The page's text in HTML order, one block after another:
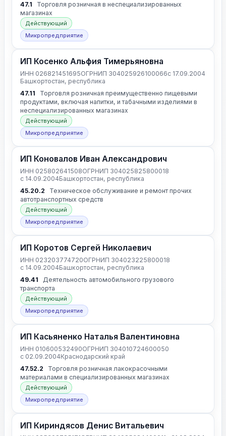
47.1
Торговля розничная в неспециализированных
магазинах
Действующий
Микропредприятие
ИП Косенко Альфия Тимерьяновна
ИНН 026821451695ОГРНИП 304025926100066с 17.09.2004
Башкортостан, республика
47.11
Торговля розничная преимущественно пищевыми
продуктами, включая напитки, и табачными изделиями в
неспециализированных магазинах
Действующий
Микропредприятие
ИП Коновалов Иван Александрович
ИНН 025802641508ОГРНИП 304025825800018
с 14.09.2004Башкортостан, республика
45.20.2
Техническое обслуживание и ремонт прочих
автотранспортных средств
Действующий
Микропредприятие
ИП Коротов Сергей Николаевич
ИНН 023203774720ОГРНИП 304023225800018
с 14.09.2004Башкортостан, республика
49.41
Деятельность автомобильного грузового
транспорта
Действующий
Микропредприятие
ИП Касьяненко Наталья Валентиновна
ИНН 010600532490ОГРНИП 304010724600050
с 02.09.2004Краснодарский край
47.52.2
Торговля розничная лакокрасочными
материалами в специализированных магазинах
Действующий
Микропредприятие
ИП Кириндясов Денис Витальевич